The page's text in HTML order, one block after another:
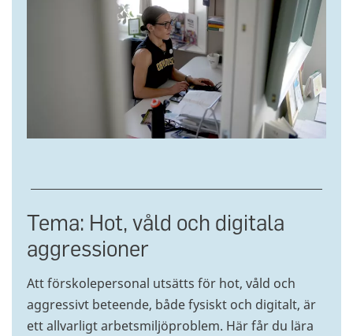
Tema: Hot, våld och digitala
aggressioner
Att förskolepersonal utsätts för hot, våld och
aggressivt beteende, både fysiskt och digitalt, är
ett allvarligt arbetsmiljöproblem. Här får du lära